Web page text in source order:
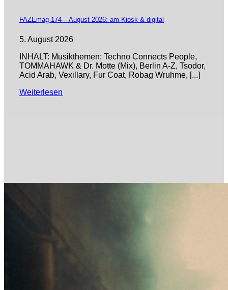
FAZEmag 174 – August 2026: am Kiosk & digital
5. August 2026
INHALT: Musikthemen: Techno Connects People,
TOMMAHAWK & Dr. Motte (Mix), Berlin A-Z, Tsodor,
Acid Arab, Vexillary, Fur Coat, Robag Wruhme, [...]
Weiterlesen